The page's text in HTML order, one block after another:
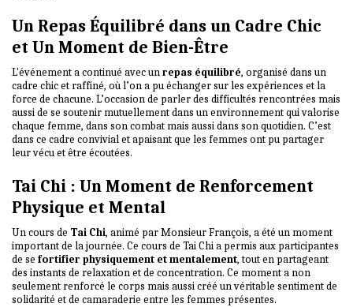
Un Repas Équilibré dans un Cadre Chic
et Un Moment de Bien-Être
L'événement a continué avec unrepas équilibré, organisé dans un
cadre chic et raffiné, où l’on a pu échanger sur les expériences et la
force de chacune. L’occasion de parler des difficultés rencontrées mais
aussi de se soutenir mutuellement dans un environnement qui valorise
chaque femme, dans son combat mais aussi dans son quotidien. C’est
dans ce cadre convivial et apaisant que les femmes ont pu partager
leur vécu et être écoutées.
Tai Chi : Un Moment de Renforcement
Physique et Mental
Un cours de Tai Chi, animé par Monsieur François, a été un moment
important de la journée. Ce cours de Tai Chi a permis aux participantes
de se fortifier physiquement et mentalement, tout en partageant
des instants de relaxation et de concentration. Ce moment a non
seulement renforcé le corps mais aussi créé un véritable sentiment de
solidarité et de camaraderie entre les femmes présentes.